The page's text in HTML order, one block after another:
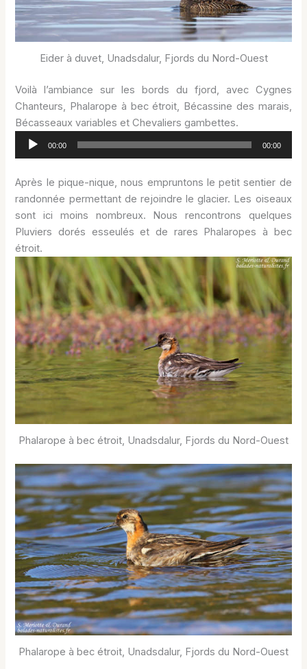
Eider à duvet, Unadsdalur, Fjords du Nord-Ouest
Voilà l’ambiance sur les bords du fjord, avec Cygnes
Chanteurs, Phalarope à bec étroit, Bécassine des marais,
Bécasseaux variables et Chevaliers gambettes.
Lecteur
00:00 00:00
Après le pique-nique, nous empruntons le petit sentier de
randonnée permettant de rejoindre le glacier. Les oiseaux
sont ici moins nombreux. Nous rencontrons quelques
Pluviers dorés esseulés et de rares Phalaropes à bec
étroit.
Phalarope à bec étroit, Unadsdalur, Fjords du Nord-Ouest
Phalarope à bec étroit, Unadsdalur, Fjords du Nord-Ouest